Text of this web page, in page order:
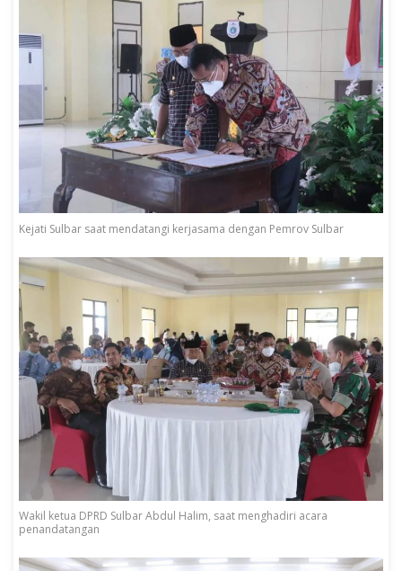
Kejati Sulbar saat mendatangi kerjasama dengan Pemrov Sulbar
Wakil ketua DPRD Sulbar Abdul Halim, saat menghadiri acara
penandatangan